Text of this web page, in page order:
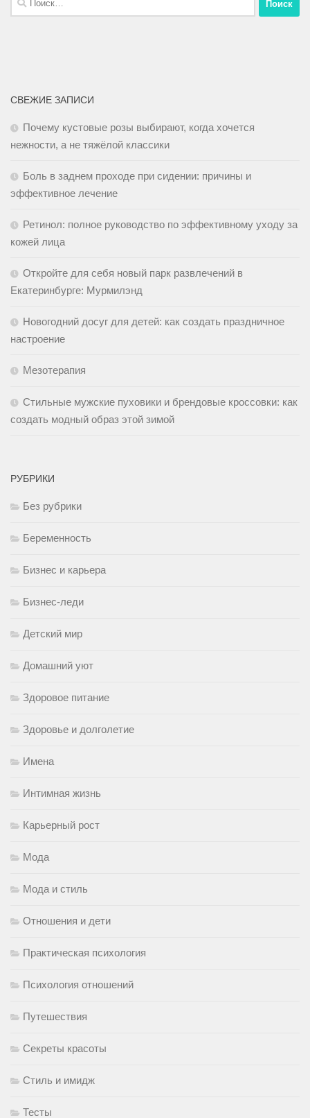
СВЕЖИЕ ЗАПИСИ
Почему кустовые розы выбирают, когда хочется
нежности, а не тяжёлой классики
Боль в заднем проходе при сидении: причины и
эффективное лечение
Ретинол: полное руководство по эффективному уходу за
кожей лица
Откройте для себя новый парк развлечений в
Екатеринбурге: Мурмилэнд
Новогодний досуг для детей: как создать праздничное
настроение
Мезотерапия
Стильные мужские пуховики и брендовые кроссовки: как
создать модный образ этой зимой
РУБРИКИ
Без рубрики
Беременность
Бизнес и карьера
Бизнес-леди
Детский мир
Домашний уют
Здоровое питание
Здоровье и долголетие
Имена
Интимная жизнь
Карьерный рост
Мода
Мода и стиль
Отношения и дети
Практическая психология
Психология отношений
Путешествия
Секреты красоты
Стиль и имидж
Тесты